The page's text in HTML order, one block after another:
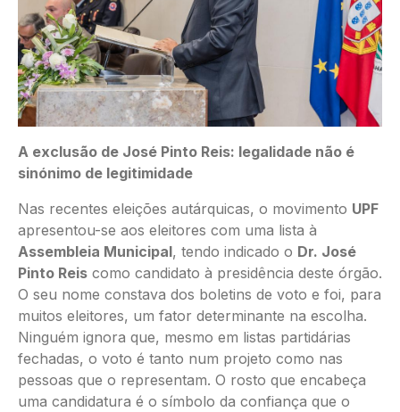
A exclusão de José Pinto Reis: legalidade não é
sinónimo de legitimidade
Nas recentes eleições autárquicas, o movimento UPF
apresentou-se aos eleitores com uma lista à
Assembleia Municipal, tendo indicado o Dr. José
Pinto Reis como candidato à presidência deste órgão.
O seu nome constava dos boletins de voto e foi, para
muitos eleitores, um fator determinante na escolha.
Ninguém ignora que, mesmo em listas partidárias
fechadas, o voto é tanto num projeto como nas
pessoas que o representam. O rosto que encabeça
uma candidatura é o símbolo da confiança que o